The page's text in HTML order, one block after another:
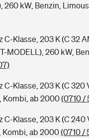
260 kW, Benzin,
C-Klasse, 203 K (C 32
T-MODELL), 260 kW,
Klasse, 203 K (C 320
Kombi, ab 2000(0710 /
Klasse, 203 K (C 240
Kombi, ab 2000(0710 /